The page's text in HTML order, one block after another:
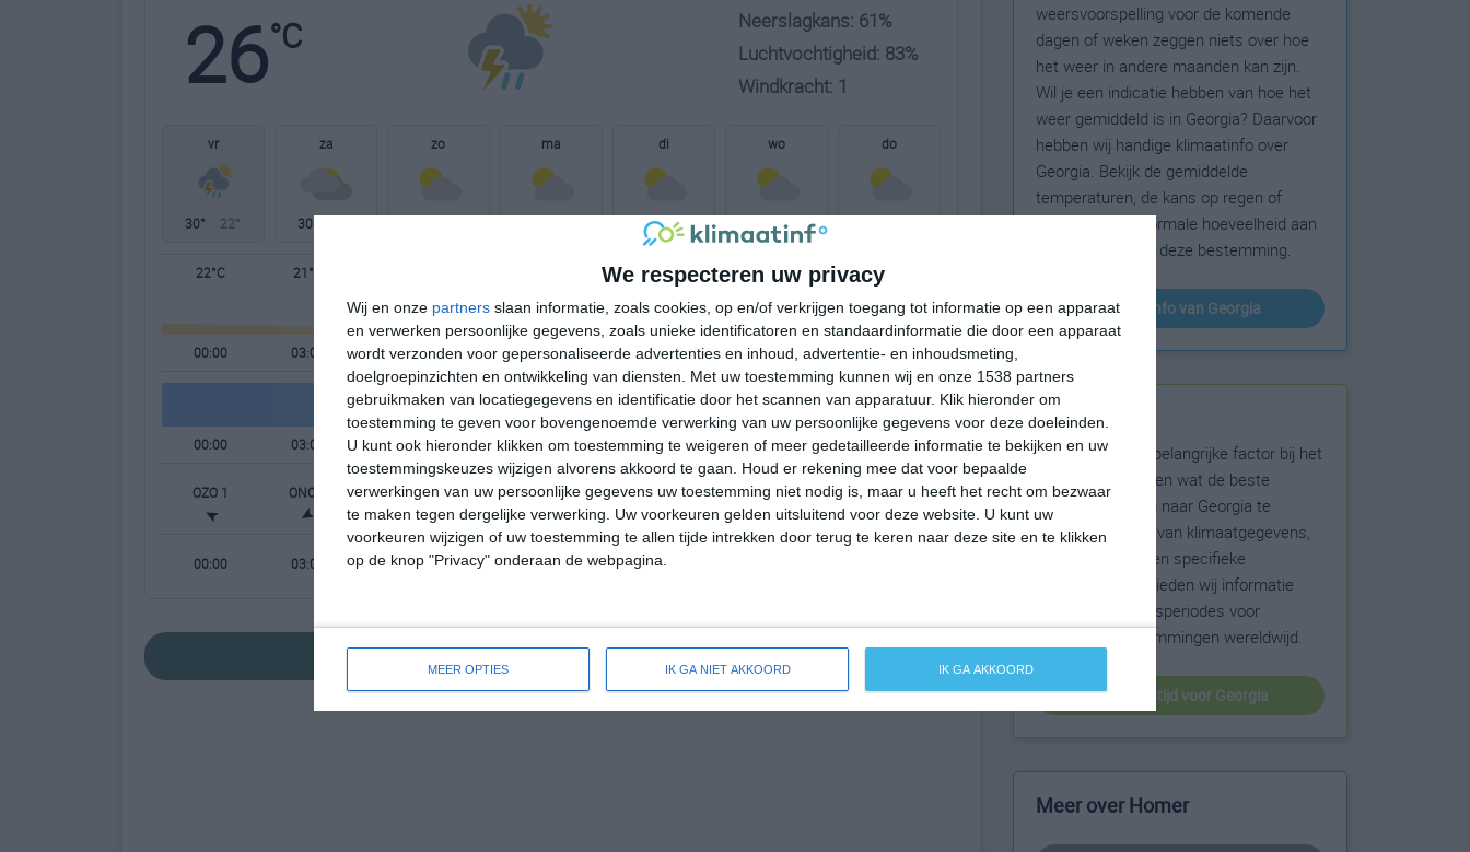
We respecteren uw privacy
Wij en onze partners slaan informatie, zoals cookies, op en/of verkrijgen toegang tot informatie op een apparaat
en verwerken persoonlijke gegevens, zoals unieke identificatoren en standaardinformatie die door een apparaat
wordt verzonden voor gepersonaliseerde advertenties en inhoud, advertentie- en inhoudsmeting,
doelgroepinzichten en ontwikkeling van diensten.
Met uw toestemming kunnen wij en onze 1538 partners
gebruikmaken van locatiegegevens en identificatie door het scannen van apparatuur. Klik hieronder om
toestemming te geven voor bovengenoemde verwerking van uw persoonlijke gegevens voor deze doeleinden.
U kunt ook hieronder klikken om toestemming te weigeren of meer gedetailleerde informatie te bekijken en uw
toestemmingskeuzes wijzigen alvorens akkoord te gaan.
Houd er rekening mee dat voor bepaalde
verwerkingen van uw persoonlijke gegevens uw toestemming niet nodig is, maar u heeft het recht om bezwaar
te maken tegen dergelijke verwerking. Uw voorkeuren gelden uitsluitend voor deze website. U kunt uw
voorkeuren wijzigen of uw toestemming te allen tijde intrekken door terug te keren naar deze site en te klikken
op de knop "Privacy" onderaan de webpagina.
MEER OPTIES IK GA NIET AKKOORD IK GA AKKOORD
26°C
Neerslagkans: 61%
Luchtvochtigheid: 83%
Windkracht: 1
vr
30° 22°
za
30°
zo ma di
31° 22°
wo
22°
do
22°C 21°C 26°C 29°C 28°C 25°C
00:00 03:00 06:00 09:00 12:00 15:00 18:00 21:00
00:00 03:00 06:00 09:00 12:00 15:00 18:00 21:00
OZO 1 ONO 1 O 1 O 1 Z 1 ZZO 1 Z 1 ZO 1
00:00 03:00 06:00 09:00 12:00
bekijk de uitgebreide weersverwachting voor Homer
weersvoorspelling voor de komende
dagen of weken zeggen niets over hoe
het weer in andere maanden kan zijn.
Wil je een indicatie hebben van hoe het
weer gemiddeld is in Georgia? Daarvoor
hebben wij handige klimaatinfo over
Georgia. Bekijk de gemiddelde
temperaturen, de kans op regen of
sneeuw en de normale hoeveelheid aan
zonneschijn voor deze bestemming.
klimaatinfo van Georgia
Beste reistijd
Het weer is een belangrijke factor bij het
reizen. Wil je weten wat de beste
maanden zijn om naar Georgia te
reizen? Op basis van klimaatgegevens,
weersextremen en specifieke
weerinformatie bieden wij informatie
over de beste reisperiodes voor
duizenden bestemmingen wereldwijd.
beste reistijd voor Georgia
Meer over Homer